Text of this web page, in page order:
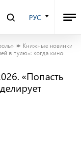
РУС
Книжные новинки
в пулю»: когда кино
«Попасть